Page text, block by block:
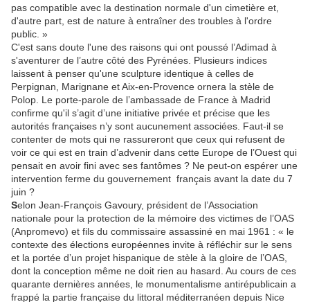
pas compatible avec la destination normale d'un cimetière et,
d'autre part, est de nature à entraîner des troubles à l'ordre
public. »
C'est sans doute l'une des raisons qui ont poussé l’Adimad à
s'aventurer de l’autre côté des Pyrénées. Plusieurs indices
laissent à penser qu'une sculpture identique à celles de
Perpignan, Marignane et Aix-en-Provence ornera la stèle de
Polop. Le porte-parole de l’ambassade de France à Madrid
confirme qu'il s’agit d’une initiative privée et précise que les
autorités françaises n’y sont aucunement associées. Faut-il se
contenter de mots qui ne rassureront que ceux qui refusent de
voir ce qui est en train d’advenir dans cette Europe de l’Ouest qui
pensait en avoir fini avec ses fantômes ? Ne peut-on espérer une
intervention ferme du gouvernement français avant la date du 7
juin ?
Selon Jean-François Gavoury, président de l’Association
nationale pour la protection de la mémoire des victimes de l’OAS
(Anpromevo) et fils du commissaire assassiné en mai 1961 : « le
contexte des élections européennes invite à réfléchir sur le sens
et la portée d’un projet hispanique de stèle à la gloire de l’OAS,
dont la conception même ne doit rien au hasard. Au cours de ces
quarante dernières années, le monumentalisme antirépublicain a
frappé la partie française du littoral méditerranéen depuis Nice